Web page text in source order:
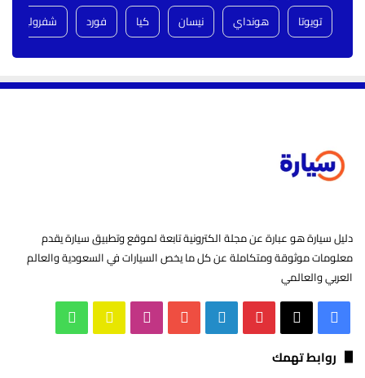
تويوتا هونداي نيسان كيا فورد شفروليه
دليل سيارة هو عبارة عن مجلة الكترونية تابعة لموقع وتطبيق سيارة يقدم
معلومات موثوقة ومتكاملة عن كل ما يخص السيارات في السعودية والعالم
العربي والعالمي
فيسبوك بينتيريست لينكدإن ‫YouTube انستقرام سناب
روابط تهمك